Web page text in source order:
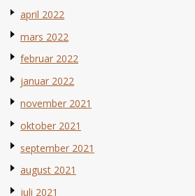
april 2022
mars 2022
februar 2022
januar 2022
november 2021
oktober 2021
september 2021
august 2021
juli 2021